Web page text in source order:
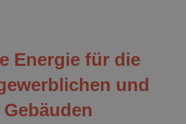
Energie für die
und